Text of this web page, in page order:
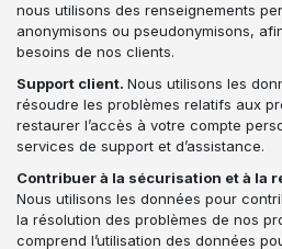
nous utilisons des renseignements
anonymisons ou pseudonymisons,
besoins de nos clients.
Support client. Nous utilisons les
résoudre les problèmes relatifs aux
restaurer l’accès à votre compte
services de support et d’assistance.
Contribuer à la sécurisation et à la
Nous utilisons les données pour
la résolution des problèmes de nos
comprend l’utilisation des données